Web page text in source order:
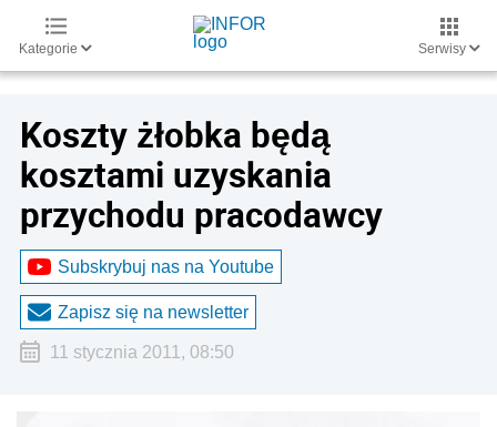
Kategorie Serwisy
Koszty żłobka będą
kosztami uzyskania
przychodu pracodawcy
Subskrybuj nas na Youtube
Zapisz się na newsletter
11 stycznia 2011, 08:50